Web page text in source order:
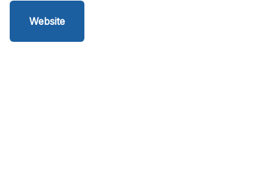
Website